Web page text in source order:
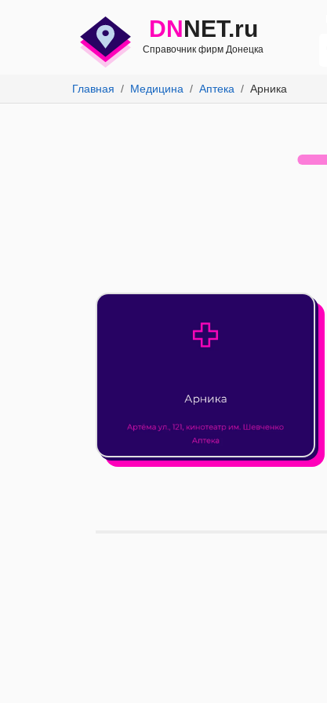
DNNET.ru
Справочник фирм Донецка
Главная Медицина Аптека Арника